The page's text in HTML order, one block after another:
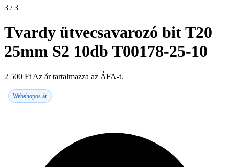
3 / 3
Tvardy ütvecsavarozó bit T20
25mm S2 10db T00178-25-10
2 500 Ft Az ár tartalmazza az ÁFA-t.
Webshopos ár